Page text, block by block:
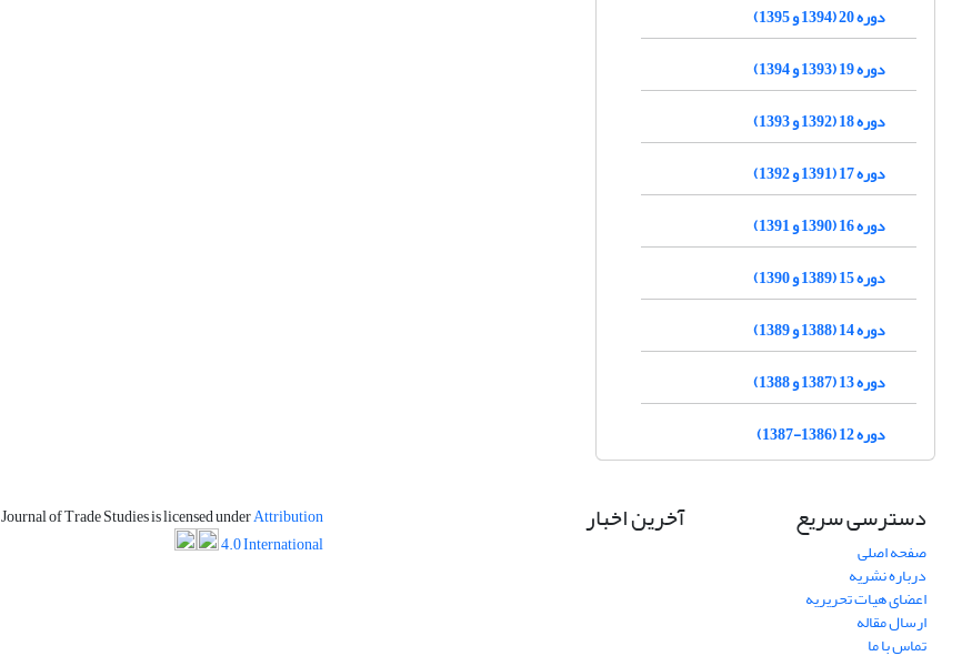
دوره 20 (1394 و 1395)
دوره 19 (1393 و 1394)
دوره 18 (1392 و 1393)
دوره 17 (1391 و 1392)
دوره 16 (1390 و 1391)
دوره 15 (1389 و 1390)
دوره 14 (1388 و 1389)
دوره 13 (1387 و 1388)
دوره 12 (1386-1387)
دسترسی سریع
صفحه اصلی
درباره نشریه
اعضای هیات تحریریه
ارسال مقاله
تماس با ما
آخرین اخبار Journal of Trade Studies is licensed underAttribution
4.0 International